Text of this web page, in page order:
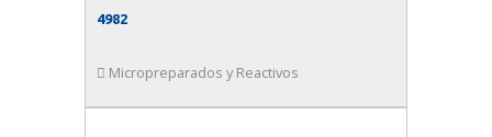
4982
Micropreparados y Reactivos